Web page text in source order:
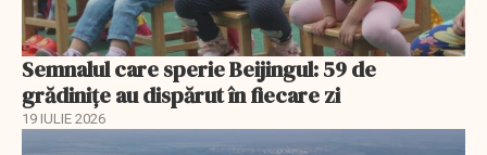
Semnalul care sperie Beijingul: 59 de
grădinițe au dispărut în fiecare zi
19 IULIE 2026